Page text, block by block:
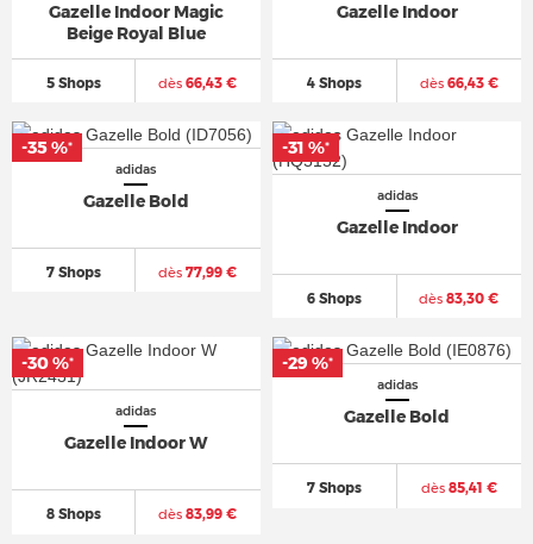
Gazelle Indoor Magic
Beige Royal Blue
5 Shops dès 66,43 €
Gazelle Indoor
4 Shops dès66,43 €
adidas
Gazelle Bold
7 Shops dès 77,99 €
-35 %*
adidas
Gazelle Indoor
6 Shops dès 83,30 €
-31 %*
adidas
Gazelle Indoor W
8 Shops dès 83,99 €
-30 %*
adidas
Gazelle Bold
7 Shops dès85,41 €
-29 %*